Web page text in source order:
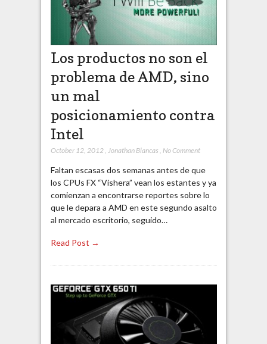
Los productos no son el
problema de AMD, sino
un mal
posicionamiento contra
Intel
October 12, 2012, Jonathan Blancas No Comment
Faltan escasas dos semanas antes de que
los CPUs FX “Vishera” vean los estantes y ya
comienzan a encontrarse reportes sobre lo
que le depara a AMD en este segundo asalto
al mercado escritorio, seguido…
Read Post →